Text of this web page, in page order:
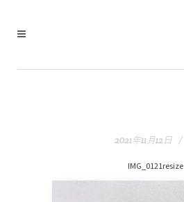
2021年11月12日
IMG_0121resize